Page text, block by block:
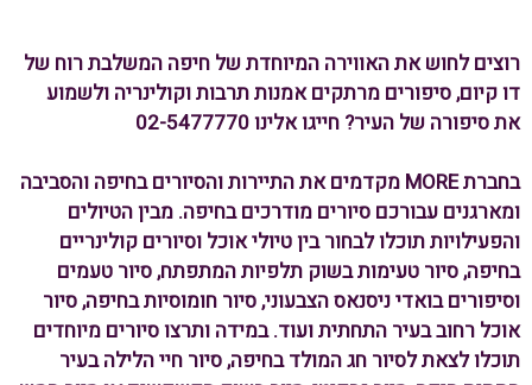
רוצים לחוש את האווירה המיוחדת של חיפה המשלבת רוח של
דו קיום, סיפורים מרתקים אמנות תרבות וקולינריה ולשמוע
את סיפורה של העיר? חייגו אלינו 02-5477770
בחברת MORE מקדמים את התיירות והסיורים בחיפה והסביבה
ומארגנים עבורכם סיורים מודרכים בחיפה. מבין הטיולים
והפעילויות תוכלו לבחור בין טיולי אוכל וסיורים קולינריים
בחיפה, סיור טעימות בשוק תלפיות המתפתח, סיור טעמים
וסיפורים בואדי ניסנאס הצבעוני, סיור חומוסיות בחיפה, סיור
אוכל רחוב בעיר התחתית ועוד. במידה ותרצו סיורים מיוחדים
תוכלו לצאת לסיור חג המולד בחיפה, סיור חיי הלילה בעיר